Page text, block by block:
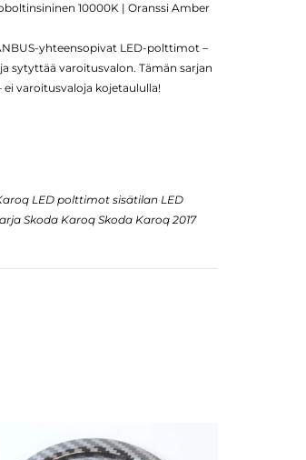
10000K | Oranssi Amber
yhteensopivat LED-polttimot –
sytyttää varoitusvalon. Tämän sarjan
varoitusvaloja kojetaululla!
LED polttimot sisätilan LED
Skoda Karoq Skoda Karoq 2017